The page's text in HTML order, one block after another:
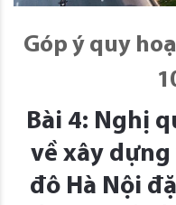
Góp ý quy
Bài 4: Nghị
về xây
đô Hà Nội